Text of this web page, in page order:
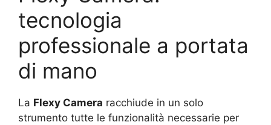
tecnologia
professionale a portata
di mano
La Flexy Camera racchiude in un solo
strumento tutte le funzionalità necessarie per